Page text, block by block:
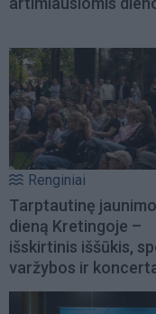
Renginiai
Tarptautinę jaunimo
dieną Kretingoje –
išskirtinis iššūkis,
varžybos ir